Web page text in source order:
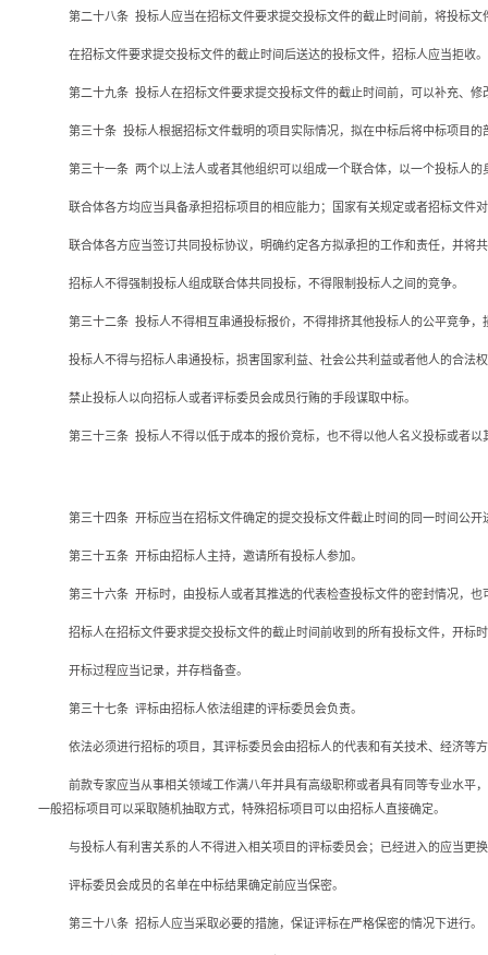
第二十八条 投标人应当在招标文件要求提交投标文件的截止时间前，将投标
在招标文件要求提交投标文件的截止时间后送达的投标文件，招标人应当拒收。
第二十九条 投标人在招标文件要求提交投标文件的截止时间前，可以补充、
第三十条 投标人根据招标文件载明的项目实际情况，拟在中标后将中标项目
第三十一条 两个以上法人或者其他组织可以组成一个联合体，以一个投标人的
联合体各方均应当具备承担招标项目的相应能力；国家有关规定或者招标文件
联合体各方应当签订共同投标协议，明确约定各方拟承担的工作和责任，并将
招标人不得强制投标人组成联合体共同投标，不得限制投标人之间的竞争。
第三十二条 投标人不得相互串通投标报价，不得排挤其他投标人的公平竞争
投标人不得与招标人串通投标，损害国家利益、社会公共利益或者他人的合法
禁止投标人以向招标人或者评标委员会成员行贿的手段谋取中标。
第三十三条 投标人不得以低于成本的报价竞标，也不得以他人名义投标或者
第三十四条 开标应当在招标文件确定的提交投标文件截止时间的同一时间公
第三十五条 开标由招标人主持，邀请所有投标人参加。
第三十六条 开标时，由投标人或者其推选的代表检查投标文件的密封情况，
招标人在招标文件要求提交投标文件的截止时间前收到的所有投标文件，开标
开标过程应当记录，并存档备查。
第三十七条 评标由招标人依法组建的评标委员会负责。
依法必须进行招标的项目，其评标委员会由招标人的代表和有关技术、经济等
前款专家应当从事相关领域工作满八年并具有高级职称或者具有同等专业水平
一般招标项目可以采取随机抽取方式，特殊招标项目可以由招标人直接确定。
与投标人有利害关系的人不得进入相关项目的评标委员会；已经进入的应当更
评标委员会成员的名单在中标结果确定前应当保密。
第三十八条 招标人应当采取必要的措施，保证评标在严格保密的情况下进行。